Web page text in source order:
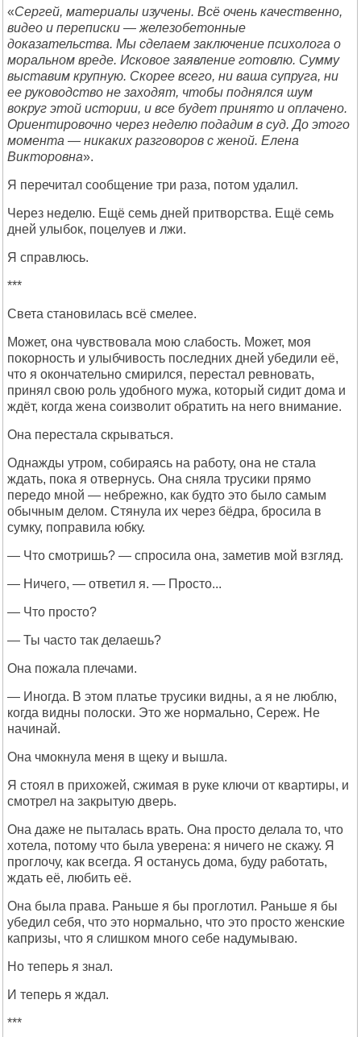
«Сергей, материалы изучены. Всё очень качественно,
видео и переписки — железобетонные
доказательства. Мы сделаем заключение психолога о
моральном вреде. Исковое заявление готовлю. Сумму
выставим крупную. Скорее всего, ни ваша супруга, ни
ее руководство не заходят, чтобы поднялся шум
вокруг этой истории, и все будет принято и оплачено.
Ориентировочно через неделю подадим в суд. До этого
момента — никаких разговоров с женой. Елена
Викторовна».
Я перечитал сообщение три раза, потом удалил.
Через неделю. Ещё семь дней притворства. Ещё семь
дней улыбок, поцелуев и лжи.
Я справлюсь.
***
Света становилась всё смелее.
Может, она чувствовала мою слабость. Может, моя
покорность и улыбчивость последних дней убедили её,
что я окончательно смирился, перестал ревновать,
принял свою роль удобного мужа, который сидит дома и
ждёт, когда жена соизволит обратить на него внимание.
Она перестала скрываться.
Однажды утром, собираясь на работу, она не стала
ждать, пока я отвернусь. Она сняла трусики прямо
передо мной — небрежно, как будто это было самым
обычным делом. Стянула их через бёдра, бросила в
сумку, поправила юбку.
— Что смотришь? — спросила она, заметив мой взгляд.
— Ничего, — ответил я. — Просто...
— Что просто?
— Ты часто так делаешь?
Она пожала плечами.
— Иногда. В этом платье трусики видны, а я не люблю,
когда видны полоски. Это же нормально, Сереж. Не
начинай.
Она чмокнула меня в щеку и вышла.
Я стоял в прихожей, сжимая в руке ключи от квартиры, и
смотрел на закрытую дверь.
Она даже не пыталась врать. Она просто делала то, что
хотела, потому что была уверена: я ничего не скажу. Я
проглочу, как всегда. Я останусь дома, буду работать,
ждать её, любить её.
Она была права. Раньше я бы проглотил. Раньше я бы
убедил себя, что это нормально, что это просто женские
капризы, что я слишком много себе надумываю.
Но теперь я знал.
И теперь я ждал.
***